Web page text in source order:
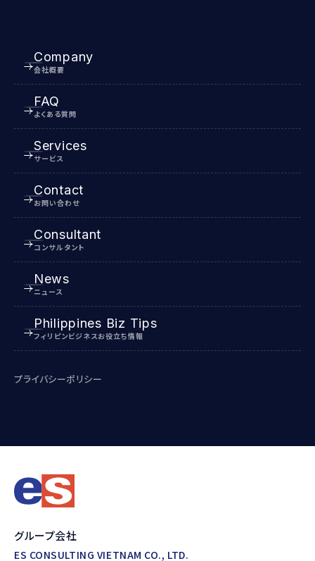
Company
会社概要
FAQ
よくある質問
Services
サービス
Contact
お問い合わせ
Consultant
コンサルタント
News
ニュース
Philippines Biz Tips
フィリピンビジネスお役立ち情報
プライバシーポリシー
グループ会社
ES CONSULTING VIETNAM CO., LTD.